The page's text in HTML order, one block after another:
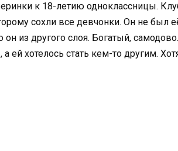
к 18-летию одноклассницы.
сохли все девчонки. Он не был
он из другого слоя. Богатый,
ей хотелось стать кем-то другим.